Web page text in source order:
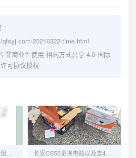
qfsyj.com/20210322-time.html
-非商业性使用-相同方式共享 4.0 国际
可协议授权